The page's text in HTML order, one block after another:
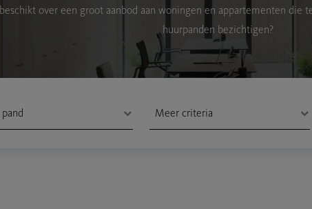
over een groot aanbod aan woningen en appartementen die
huurpanden bezichtigen?